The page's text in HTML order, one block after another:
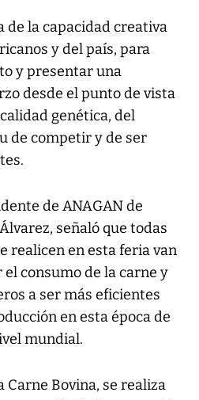
de la capacidad creativa
y del país, para
y presentar una
desde el punto de vista
genética, del
de competir y de ser
de ANAGAN de
señaló que todas
realicen en esta feria van
consumo de la carne y
a ser más eficientes
en esta época de
mundial.
Carne Bovina, se realiza